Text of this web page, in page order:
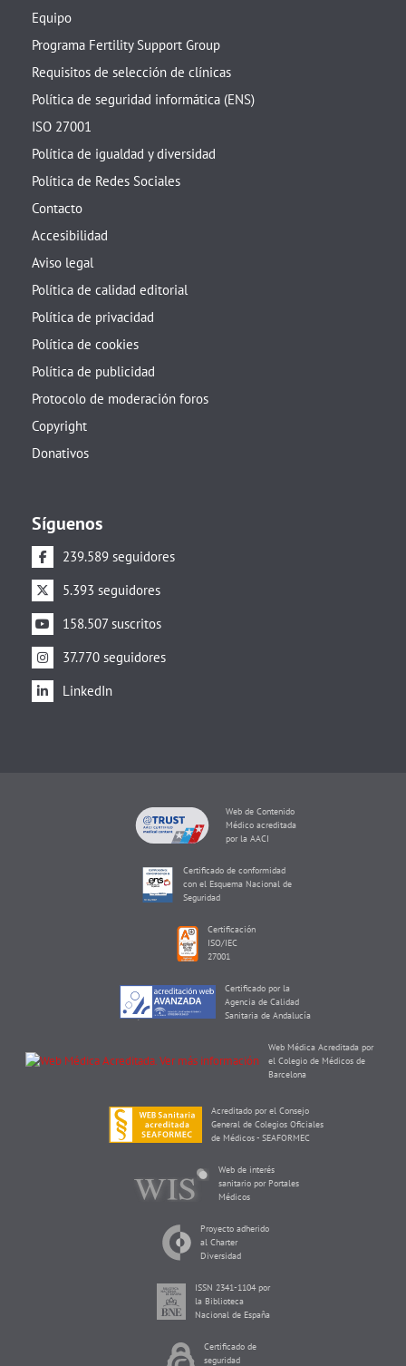
Equipo
Programa Fertility Support Group
Requisitos de selección de clínicas
Política de seguridad informática (ENS)
ISO 27001
Política de igualdad y diversidad
Política de Redes Sociales
Contacto
Accesibilidad
Aviso legal
Política de calidad editorial
Política de privacidad
Política de cookies
Política de publicidad
Protocolo de moderación foros
Copyright
Donativos
Síguenos
239.589 seguidores
5.393 seguidores
158.507 suscritos
37.770 seguidores
LinkedIn
Web de Contenido
Médico acreditada
por la AACI
Certificado de conformidad
con el Esquema Nacional de
Seguridad
Certificación
ISO/IEC
27001
Certificado por la
Agencia de Calidad
Sanitaria de Andalucía
Web Médica Acreditada por
el Colegio de Médicos de
Barcelona
Acreditado por el Consejo
General de Colegios Oficiales
de Médicos - SEAFORMEC
Web de interés
sanitario por Portales
Médicos
Proyecto adherido
al Charter
Diversidad
ISSN 2341-1104 por
la Biblioteca
Nacional de España
Certificado de
seguridad